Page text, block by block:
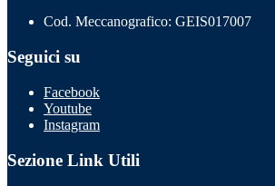
Cod. Meccanografico: GEIS017007
Seguici su
Facebook
Youtube
Instagram
Sezione Link Utili